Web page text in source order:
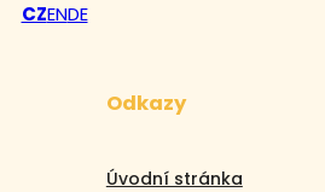
CZENDE
Odkazy
Úvodní stránka